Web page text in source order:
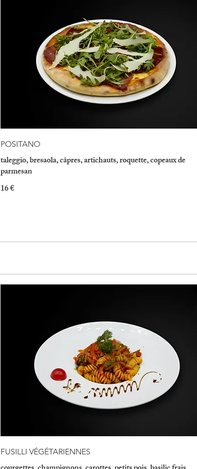
POSITANO
taleggio, bresaola, câpres, artichauts, roquette, copeaux de
parmesan
16 €
FUSILLI VÉGÉTARIENNES